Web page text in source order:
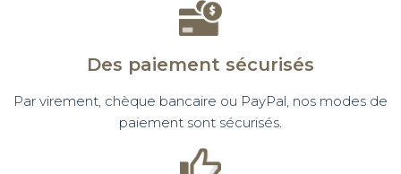
Des paiement sécurisés
Par virement, chèque bancaire ou PayPal, nos modes de
paiement sont sécurisés.